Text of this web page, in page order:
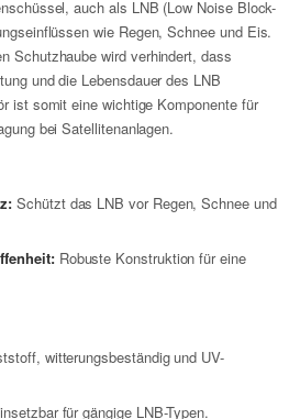
auch als LNB (Low Noise Block-
wie Regen, Schnee und Eis.
Schutzhaube wird verhindert, dass
und die Lebensdauer des LNB
ist somit eine wichtige Komponente für
bei Satellitenanlagen.
Schützt das LNB vor Regen, Schnee und
Robuste Konstruktion für eine
witterungsbeständig und UV-
für gängige LNB-Typen.